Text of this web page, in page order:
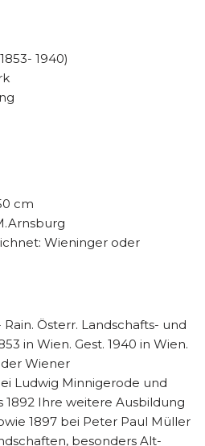
1940)
cm
Wieninger oder
Österr. Landschafts- und
in Wien. Gest. 1940 in Wien.
der Wiener
Ludwig Minnigerode und
1892 Ihre weitere Ausbildung
1897 bei Peter Paul Müller
besonders Alt-